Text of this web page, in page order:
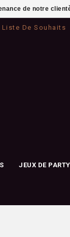
Liste De Souhaits
JEUX DE PARTY
de notre